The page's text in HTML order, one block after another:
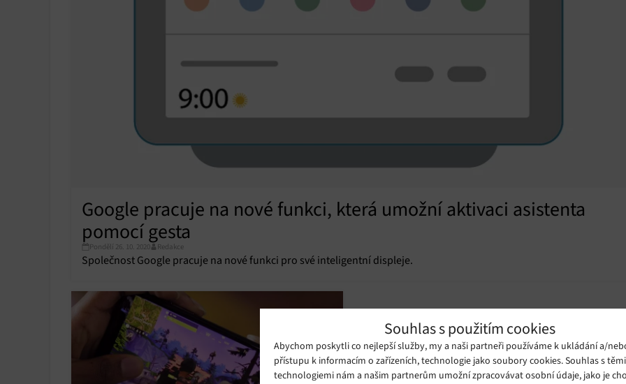
Souhlas s použitím cookies
Abychom poskytli co nejlepší služby, my a naši partneři používáme k ukládání a/
přístupu k informacím o zařízeních, technologie jako soubory cookies. Souhlas s
technologiemi nám a našim partnerům umožní zpracovávat osobní údaje, jako je
Google pracuje na nové funkci, která umožní aktivaci asistenta
pomocí gesta
Pondělí 26. 10. 2020 Redakce
Společnost Google pracuje na nové funkci pro své inteligentní displeje.